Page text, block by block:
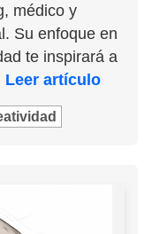
médico y
Su enfoque en
te inspirará a
Leer artículo